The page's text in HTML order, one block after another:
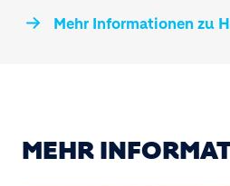
Mehr Informationen zu
MEHR